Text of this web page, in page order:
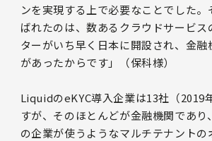
ンを実現する上で必要なことでした。
ばれたのは、数あるクラウドサービス
ターがいち早く日本に開設され、金
があったからです」（保科様）
LiquidのeKYC導入企業は13社（2019
すが、そのほとんどが金融機関であり
の企業が使うようなマルチテナント